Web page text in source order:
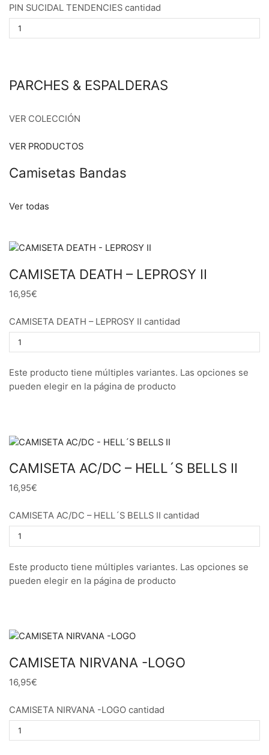
PIN SUCIDAL TENDENCIES cantidad
PARCHES & ESPALDERAS
VER COLECCIÓN
VER PRODUCTOS
Camisetas Bandas
Ver todas
CAMISETA DEATH – LEPROSY II
16,95€
CAMISETA DEATH – LEPROSY II cantidad
Este producto tiene múltiples variantes. Las opciones se
pueden elegir en la página de producto
CAMISETA AC/DC – HELL´S BELLS II
16,95€
CAMISETA AC/DC – HELL´S BELLS II cantidad
Este producto tiene múltiples variantes. Las opciones se
pueden elegir en la página de producto
CAMISETA NIRVANA -LOGO
16,95€
CAMISETA NIRVANA -LOGO cantidad